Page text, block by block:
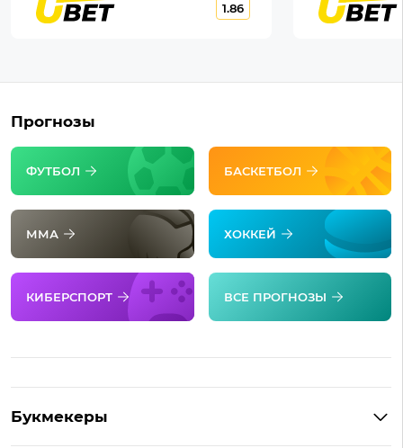
1.86
Прогнозы
ФУТБОЛ БАСКЕТБОЛ
ММА ХОККЕЙ
КИБЕРСПОРТ ВСЕ ПРОГНОЗЫ
Букмекеры